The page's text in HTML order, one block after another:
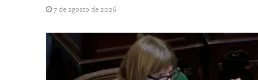
7 de agosto de 2026